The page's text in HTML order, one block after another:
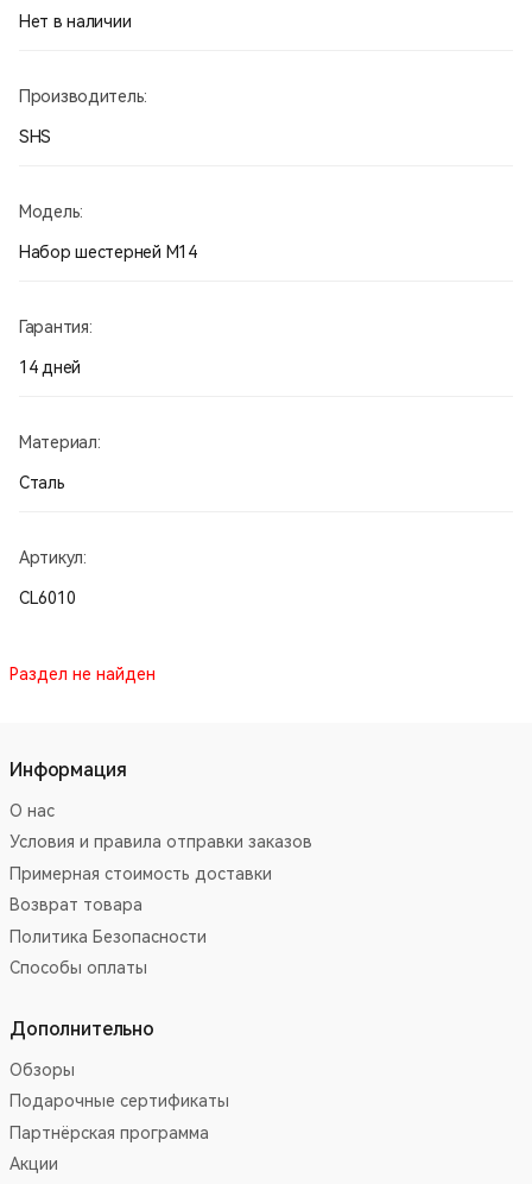
Нет в наличии
Производитель:
SHS
Модель:
Набор шестерней М14
Гарантия:
14 дней
Материал:
Сталь
Артикул:
CL6010
Раздел не найден
Информация
О нас
Условия и правила отправки заказов
Примерная стоимость доставки
Возврат товара
Политика Безопасности
Способы оплаты
Дополнительно
Обзоры
Подарочные сертификаты
Партнёрская программа
Акции